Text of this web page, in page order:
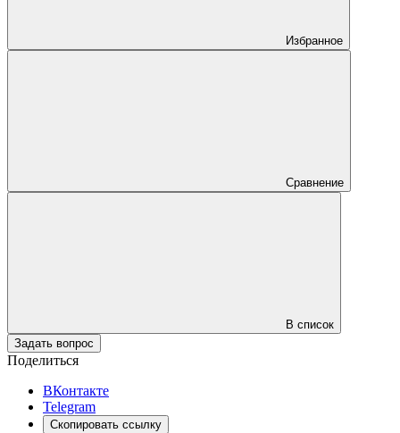
Избранное
Сравнение
В список
Задать вопрос
Поделиться
ВКонтакте
Telegram
Скопировать ссылку